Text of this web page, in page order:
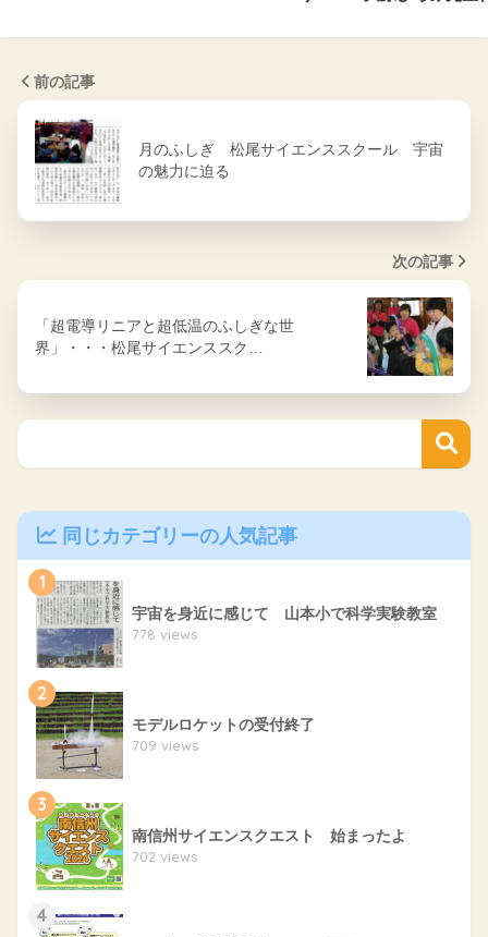
前の記事
月のふしぎ 松尾サイエンススクール 宇宙
の魅力に迫る
次の記事
「超電導リニアと超低温のふしぎな世
界」・・・松尾サイエンススク…
同じカテゴリーの人気記事
1
宇宙を身近に感じて 山本小で科学実験教室
778 views
2
モデルロケットの受付終了
709 views
3
南信州サイエンスクエスト 始まったよ
702 views
4